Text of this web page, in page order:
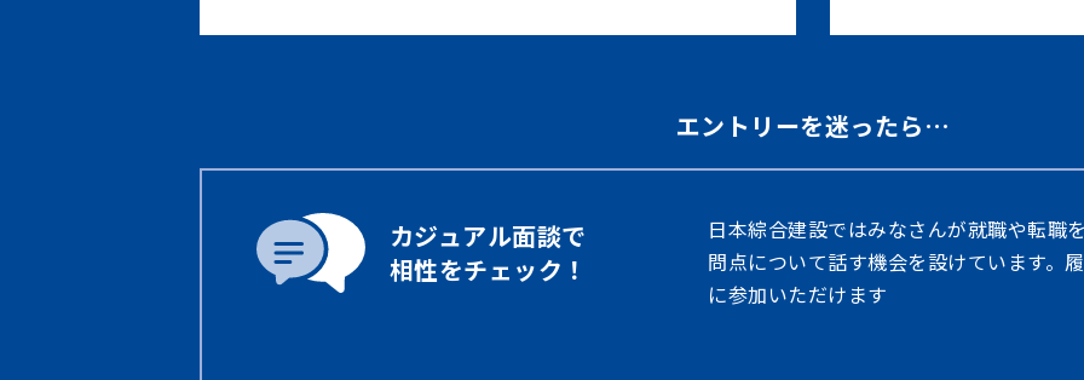
エントリーを迷ったら…
カジュアル面談で
相性をチェック！
日本綜合建設ではみなさんが就職や転職
問点について話す機会を設けています。
に参加いただけます